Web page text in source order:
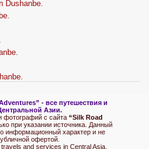
Dushanbe.
- все путешествия и
Азии.
фотографий с сайта “Silk Road
при указании источника. Данный
информационный характер и не
офертой.
and services in Central Asia.